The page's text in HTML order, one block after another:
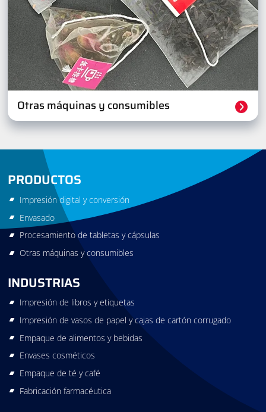
Otras máquinas y consumibles
PRODUCTOS
Impresión digital y conversión
Envasado
Procesamiento de tabletas y cápsulas
Otras máquinas y consumibles
INDUSTRIAS
Impresión de libros y etiquetas
Impresión de vasos de papel y cajas de cartón corrugado
Empaque de alimentos y bebidas
Envases cosméticos
Empaque de té y café
Fabricación farmacéutica